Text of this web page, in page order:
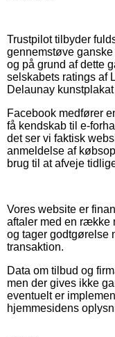
Trustpilot tilbyder
gennemstøve
og på grund af dette
selskabets ratings af
Delaunay
Facebook medfører
få kendskab til e-
det ser vi faktisk
anmeldelse af
brug til at afveje
Vores website er
aftaler med en række
og tager godtgørelse
transaktion.
Data om tilbud og
men der gives ikke
eventuelt er
hjemmesidens